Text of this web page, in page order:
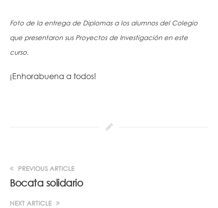
Foto de la entrega de Diplomas a los alumnos del Colegio
que presentaron sus Proyectos de Investigación en este
curso.
¡Enhorabuena a todos!
PREVIOUS ARTICLE
Bocata solidario
NEXT ARTICLE